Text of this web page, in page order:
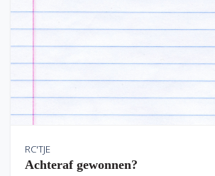
RC'TJE
Achteraf gewonnen?